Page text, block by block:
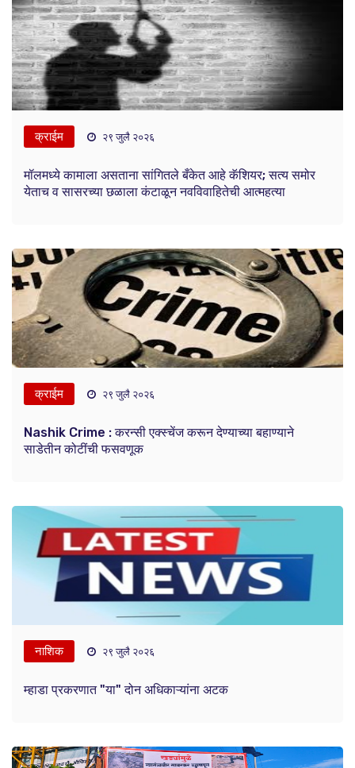
क्राईम २९ जुलै २०२६
मॉलमध्ये कामाला असताना सांगितले बँकेत आहे कॅशियर; सत्य समोर
येताच व सासरच्या छळाला कंटाळून नवविवाहितेची आत्महत्या
क्राईम २९ जुलै २०२६
Nashik Crime : करन्सी एक्स्चेंज करून देण्याच्या बहाण्याने
साडेतीन कोटींची फसवणूक
नाशिक २९ जुलै २०२६
म्हाडा प्रकरणात "या" दोन अधिकाऱ्यांना अटक